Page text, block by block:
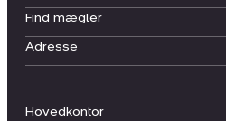
Hovedkontor
Find mægler
Adresse